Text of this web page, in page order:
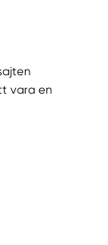
vara en